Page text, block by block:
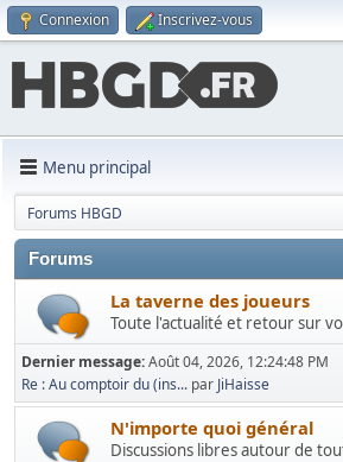
Connexion Inscrivez-vous
Menu principal
Forums HBGD
Forums
La taverne des joueurs
Toute l'actualité et retour sur
Dernier message:Août 04, 2026, 12:24:48 PM
Re : Au comptoir du (ins... par JiHaisse
N'importe quoi général
Discussions libres autour de